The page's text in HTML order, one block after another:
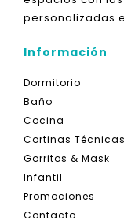
personalizadas
Información
Dormitorio
Baño
Cocina
Cortinas Técnicas
Gorritos & Mask
Infantil
Promociones